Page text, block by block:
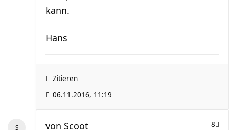
kann.
Hans
Zitieren
06.11.2016, 11:19
8
von Scoot